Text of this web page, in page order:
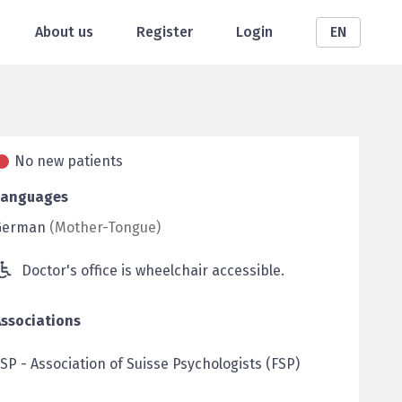
About us Register Login EN
No new patients
(Mother-Tongue)
Doctor's office is wheelchair accessible.
- Association of Suisse Psychologists (FSP)